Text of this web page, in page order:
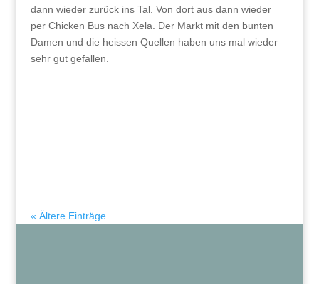
dann wieder zurück ins Tal. Von dort aus dann wieder
per Chicken Bus nach Xela. Der Markt mit den bunten
Damen und die heissen Quellen haben uns mal wieder
sehr gut gefallen.
« Ältere Einträge